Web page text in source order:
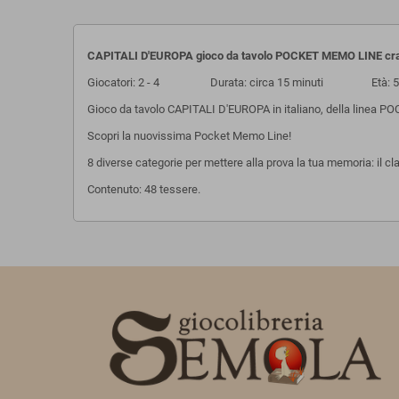
CAPITALI D'EUROPA gioco da tavolo POCKET MEMO LINE
Giocatori: 2 - 4 Durata: circa 15 minuti Età:
Gioco da tavolo CAPITALI D'EUROPA in italiano, della linea
Scopri la nuovissima Pocket Memo Line!
8 diverse categorie per mettere alla prova la tua memoria: il
Contenuto: 48 tessere.